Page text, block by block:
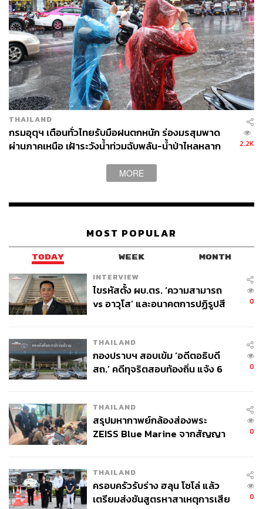
THAILAND
กรมอุตุฯ เตือนทั่วไทยรับมือฝนตกหนัก ร่องมรสุมพาด
ผ่านภาคเหนือ เฝ้าระวังน้ำท่วมฉับพลัน-น้ำป่าไหลหลาก
2.2K
MORE
MOST POPULAR
TODAY WEEK MONTH
INTERVIEW
ไขรหัสตั้ง ผบ.ตร. ‘ความสามารถ
vs อาวุโส’ และอนาคตการปฏิรูปสี
0
THAILAND
กองปราบฯ สอบเข้ม ‘อดีตอธิบดี
สถ.’ คดีทุจริตสอบท้องถิ่น แจ้ง 6
0
THAILAND
สรุปมหากาพย์กล้องส่องพระ
ZEISS Blue Marine จากสัญญา
จ่ายหนี้-แอบระบุแบรนด์
0
THAILAND
ครอบครัวรับร่าง ฮลุน โซโล่ แล้ว
เตรียมส่งชันสูตรหาสาเหตุการเสีย
0